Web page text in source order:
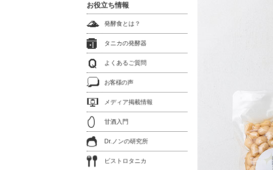
お役立ち情報
発酵食とは？
タニカの発酵器
よくあるご質問
お客様の声
メディア掲載情報
甘酒入門
Dr.ノンの研究所
ビストロタニカ